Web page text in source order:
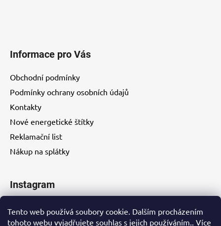
Tento web používá soubory cookie. Dalším procházením
tohoto webu vyjadřujete souhlas s jejich používáním.. Více
Informace pro Vás
Obchodní podmínky
Podmínky ochrany osobních údajů
Kontakty
Nové energetické štítky
Reklamační list
Nákup na splátky
Instagram